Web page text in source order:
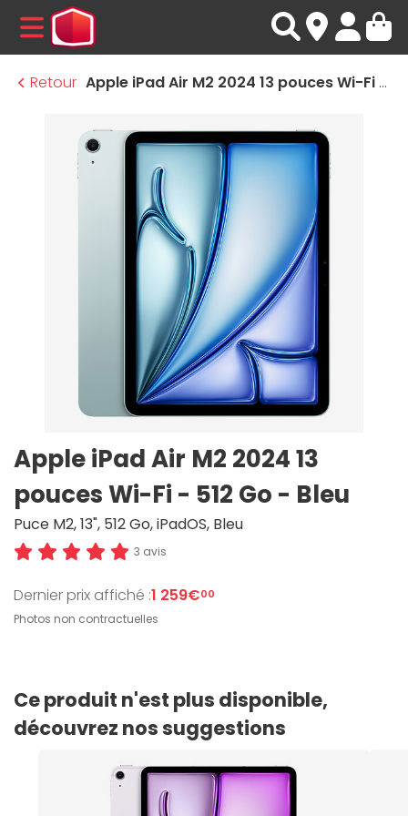
MENU
Retour
Apple iPad Air M2 2024 13 pouces Wi-Fi - 512 Go - Bleu
Apple iPad Air M2 2024 13
pouces Wi-Fi - 512 Go - Bleu
Puce M2, 13", 512 Go, iPadOS, Bleu
3 avis
Dernier prix affiché :1 259€00
Photos non contractuelles
Ce produit n'est plus disponible,
découvrez nos suggestions